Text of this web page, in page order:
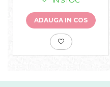
ADAUGA IN COS